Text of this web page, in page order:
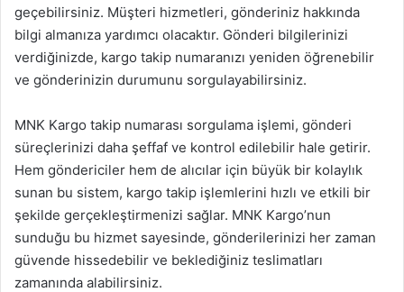
geçebilirsiniz. Müşteri hizmetleri, gönderiniz hakkında
bilgi almanıza yardımcı olacaktır. Gönderi bilgilerinizi
verdiğinizde, kargo takip numaranızı yeniden öğrenebilir
ve gönderinizin durumunu sorgulayabilirsiniz.
MNK Kargo takip numarası sorgulama işlemi, gönderi
süreçlerinizi daha şeffaf ve kontrol edilebilir hale getirir.
Hem göndericiler hem de alıcılar için büyük bir kolaylık
sunan bu sistem, kargo takip işlemlerini hızlı ve etkili bir
şekilde gerçekleştirmenizi sağlar. MNK Kargo’nun
sunduğu bu hizmet sayesinde, gönderilerinizi her zaman
güvende hissedebilir ve beklediğiniz teslimatları
zamanında alabilirsiniz.